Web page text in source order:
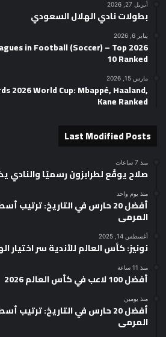
أبريل 27, 2026
بطولات نادي الهلال السعودي
يناير 6, 2026
in Football (Soccer) – Top
10 Ranked
مارس 15, 2026
2026 World Cup: Mbappé, Haaland,
Kane Ranked
Last Modified Posts
منذ 7 ساعات
صلاح يوقّع لطرابزون رسميًا والنادي
منذ يوم واحد
أفضل 20 حارس في التاريخ:
المرمى
أغسطس 14, 2025
نونيز: كأس العالم للأندية سر اختيار
منذ 11 ساعة
أفضل 100 لاعب في كأس العالم 2026
منذ يومين
أفضل 20 حارس في التاريخ:
المرمى